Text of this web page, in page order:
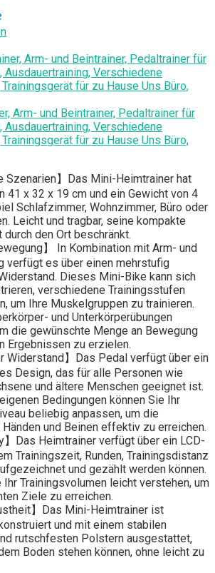
Arm- und Beintrainer, Pedaltrainer für
Ausdauertraining, Verschiedene
für zu Hause Uns Büro,
Szenarien】Das Mini-Heimtrainer hat
41 x 32 x 19 cm und ein Gewicht von 4
Schlafzimmer, Wohnzimmer, Büro oder
Leicht und tragbar, seine kompakte
den Ort beschränkt.
】 In Kombination mit Arm- und
verfügt es über einen mehrstufig
Dieses Mini-Bike kann sich
verschiedene Trainingsstufen
um Ihre Muskelgruppen zu trainieren.
und Unterkörperübungen
die gewünschte Menge an Bewegung
Ergebnissen zu erzielen.
Widerstand】Das Pedal verfügt über ein
Design, das für alle Personen wie
und ältere Menschen geeignet ist.
Bedingungen können Sie Ihr
beliebig anpassen, um die
und Beinen effektiv zu erreichen.
】Das Heimtrainer verfügt über ein LCD-
Trainingszeit, Runden, Trainingsdistanz
und gezählt werden können.
Ihr Trainingsvolumen leicht verstehen, um
Ziele zu erreichen.
】Das Mini-Heimtrainer ist
und mit einem stabilen
rutschfesten Polstern ausgestattet,
Boden stehen können, ohne leicht zu